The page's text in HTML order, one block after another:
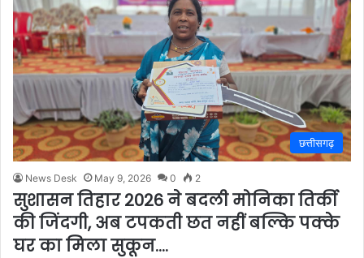
छत्तीसगढ़
News Desk May 9, 2026 0 2
सुशासन तिहार 2026 ने बदली मोनिका तिर्की
की जिंदगी, अब टपकती छत नहीं बल्कि पक्के
घर का मिला सुकून….